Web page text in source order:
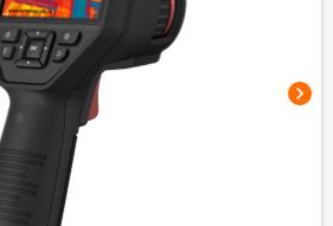
chevron_right